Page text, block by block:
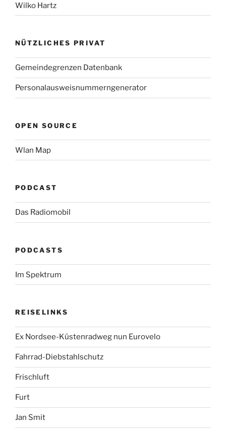
Wilko Hartz
NÜTZLICHES PRIVAT
Gemeindegrenzen Datenbank
Personalausweisnummerngenerator
OPEN SOURCE
Wlan Map
PODCAST
Das Radiomobil
PODCASTS
Im Spektrum
REISELINKS
Ex Nordsee-Küstenradweg nun Eurovelo
Fahrrad-Diebstahlschutz
Frischluft
Furt
Jan Smit